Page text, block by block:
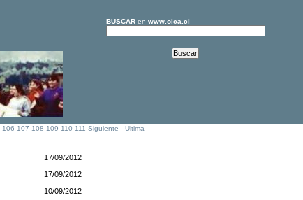
BUSCARen www.olca.cl
106 107 108 109 110 111 Siguiente - Ultima
17/09/2012
17/09/2012
10/09/2012